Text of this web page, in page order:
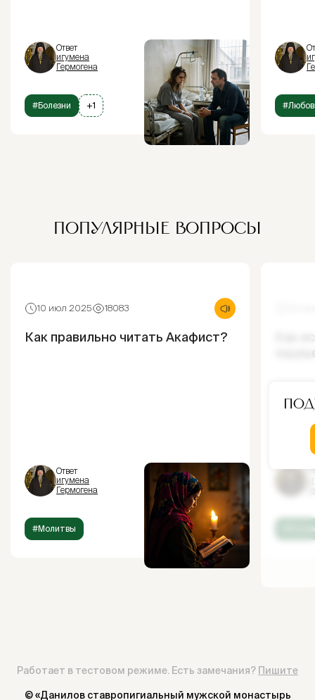
Ответ
игумена
Гермогена
#Болезни +1
ПОПУЛЯРНЫЕ ВОПРОСЫ
10 июл 2025 18083
Как правильно читать Акафист?
Ответ
игумена
Гермогена
#Молитвы
Как
Работает в тестовом режиме. Есть замечания? Пишите
© «Данилов ставропигиальный мужской монастырь